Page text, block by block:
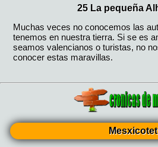
Mesxicotet